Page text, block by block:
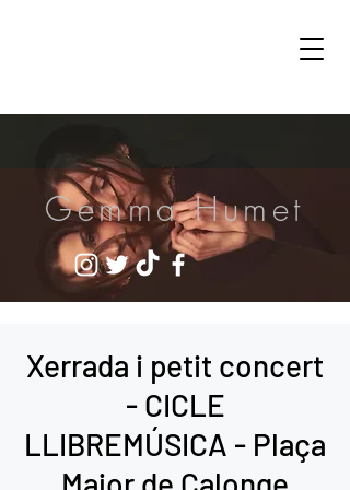
Gemma Humet
Xerrada i petit concert
- CICLE
LLIBREMÚSICA - Plaça